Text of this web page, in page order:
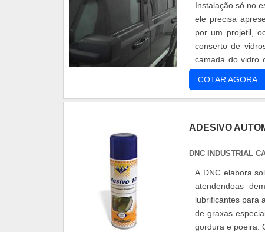
Instalação só no
ele precisa
por um projetil,
conserto de
camada do vidro
resultando em
COTAR AGORA
ADESIVO
DNC INDUSTRIAL
A DNC elabora
atendendoas
lubrificantes para
de graxas
gordura e poeira.